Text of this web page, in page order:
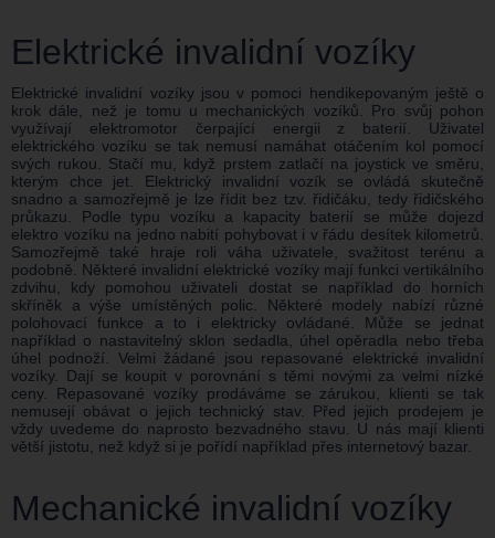
Elektrické invalidní vozíky
Elektrické invalidní vozíky jsou v pomoci hendikepovaným ještě o
krok dále, než je tomu u mechanických vozíků. Pro svůj pohon
využívají elektromotor čerpající energii z baterií. Uživatel
elektrického vozíku se tak nemusí namáhat otáčením kol pomocí
svých rukou. Stačí mu, když prstem zatlačí na joystick ve směru,
kterým chce jet. Elektrický invalidní vozík se ovládá skutečně
snadno a samozřejmě je lze řídit bez tzv. řidičáku, tedy řidičského
průkazu. Podle typu vozíku a kapacity baterií se může dojezd
elektro vozíku na jedno nabití pohybovat i v řádu desítek kilometrů.
Samozřejmě také hraje roli váha uživatele, svažitost terénu a
podobně. Některé invalidní elektrické vozíky mají funkci vertikálního
zdvihu, kdy pomohou uživateli dostat se například do horních
skříněk a výše umístěných polic. Některé modely nabízí různé
polohovací funkce a to i elektricky ovládané. Může se jednat
například o nastavitelný sklon sedadla, úhel opěradla nebo třeba
úhel podnoží. Velmi žádané jsou repasované elektrické invalidní
vozíky. Dají se koupit v porovnání s těmi novými za velmi nízké
ceny. Repasované vozíky prodáváme se zárukou, klienti se tak
nemusejí obávat o jejich technický stav. Před jejich prodejem je
vždy uvedeme do naprosto bezvadného stavu. U nás mají klienti
větší jistotu, než když si je pořídí například přes internetový bazar.
Mechanické invalidní vozíky